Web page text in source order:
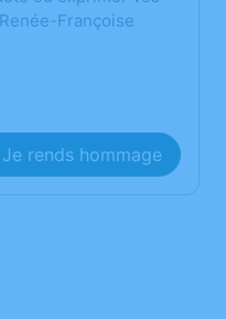
Françoise
Je rends hommage